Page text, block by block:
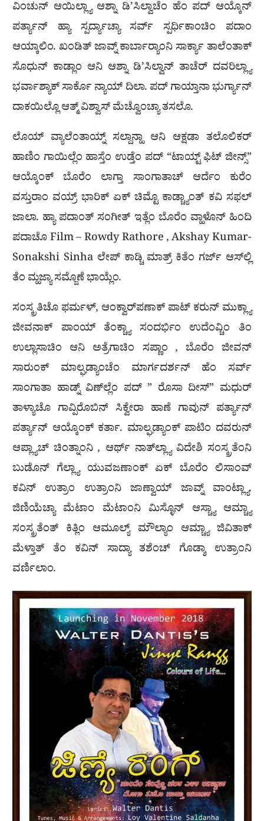
ವಿಂಚುನ್ ಆಯಿಲ್ಲ್ಯಾ ಆಶ್ನಾ ಡಿ’ಸಿಲ್ವಾಚೆಂ ಹೆಂ ಪದ್ ಆಯ್ಕೊನ್
ಪರ್ತ್ಯಾನ್ ಹ್ಯಾ ಸ್ಪರ್ದ್ಯಾಚ್ಯಾ ಸರ್ವ್ ಸ್ಪರ್ಧಿಕಾಂಚಿಂ ಪದಾಂ
ಆಯ್ಕಾಲಿಂ. ಖಂಡಿತ್ ಜಾವ್ನ್ ಕಾರ್ಬಾರ‍್ಯಾಂನಿ ಸಾರ್ಕ್ಯಾ ತಾಲೆಂತಾಕ್
ಸೊಧುನ್ ಕಾಡ್ಲಾಂ ಆನಿ ಆಶ್ನಾ ಡಿ’ಸಿಲ್ವಾನ್ ತಾಚೆರ್ ದವರಿಲ್ಲ್ಯಾ
ಭರ್ವಾಶ್ಯಾಕ್ ಸಾರ್ಕೊ ನ್ಯಾಯ್ ದಿಲಾ. ಪದ್ ಗಾಯ್ತಾನಾ ಭುರ್ಗ್ಯಾನ್
ದಾಕಯಿಲ್ಲೊ ಆತ್ಮ್ ವಿಶ್ವಾಸ್ ಮೆಚ್ವೊಂಚ್ಯಾ ತಸಲೊ.
ಲೊಯ್ ವ್ಯಾಲೆಂತಾಯ್ನ್ ಸಲ್ದಾನ್ಹಾ ಆನಿ ಆಕ್ಷಡಾ ತಲೊಲಿಕರ್
ಹಾಣಿಂ ಗಾಯಿಲ್ಲೆಂ ಹಾಸ್ತೆಂ ಉಡ್ತೆಂ ಪದ್ “ಟಾಯ್ಟ್ ಫಿಟ್ ಜೀನ್ಸ್”
ಆಯ್ಕೊಂಕ್ ಬೊರೆಂ ಲಾಗ್ತಾ ಸಾಂಗಾತಾಚ್ ಆರ್ದೆಂ ಕುರೆಂ
ವಸ್ತುರಾಂ ವಯ್ರ್ ಭಾರಿಕ್ ಏಕ್ ಚಿಮ್ಟೊ ಕಾಡ್ಚ್ಯಾಂತ್ ಕವಿ ಸಫಲ್
ಜಾಲಾ. ಹ್ಯಾ ಪದಾಂತ್ ಸಂಗೀತ್ ಇತ್ಲೆಂ ಬೊರೆಂ ವ್ಹಾಳೊನ್ ಹಿಂದಿ
ಪದಾಚೊ Film – Rowdy Rathore , Akshay Kumar-
Sonakshi Sinha ಲೇಪ್ ಕಾಡ್ಚಿ ಮಾತ್ರ್ ಕಿತೆಂ ಗರ್ಜ್ ಆಸ್‍ಲ್ಲಿ
ತೆಂ ಮ್ಹಜ್ಯಾ ಸಮ್ಜೊಣೆ ಭಾಯ್ಲೆಂ.
ಸಂಸ್ಕ್ರತಿಚೊ ಫರ್ಮಳ್, ಆಂಕ್ವಾರ್‌ಪಣಾಕ್ ಪಾಟ್ ಕರುನ್ ಮುಕ್ಲ್ಯಾ
ಜೀವನಾಕ್ ಪಾಂಯ್ ತೆಂಕ್ಚ್ಯಾ ಸಂದರ್ಭಿಂ ಉದೆಂವ್ಚಿಂ ತಿಂ
ಉಲ್ಲಾಸಾಚಿಂ ಆನಿ ಅತ್ರೆಗಾಚಿಂ ಸಪ್ಣಾಂ , ಬೊರೆಂ ಜೀವನ್
ಸಾರುಂಕ್ ಮಾಲ್ಘಡ್ಯಾಂಚೆಂ ಮಾರ್ಗದರ್ಶನ್ ಹೆಂ ಸರ್ವ್
ಸಾಂಗಾತಾ ಹಾಡ್ನ್ ವಿಣ್‍ಲ್ಲೆಂ ಪದ್ ” ರೊಸಾ ದೀಸ್” ಮಧುರ್
ತಾಳ್ಯಾಚೊ ಗಾವ್ಪಿರೊಬಿನ್ ಸಿಕ್ವೇರಾ ಹಾಣೆ ಗಾವುನ್ ಪರ್ತ್ಯಾನ್
ಪರ್ತ್ಯಾನ್ ಆಯ್ಕೊಂಕ್ ಕರ್ತಾ. ಮಾಲ್ಘಡ್ಯಾಂಕ್ ಪಾಟಿಂ ದವರುನ್
ಆಪ್ಲ್ಯಾಚ್ ಚಿಂತ್ನಾಂನಿ , ಆರ್ಥ್ ನಾತ್‍ಲ್ಲ್ಯಾ ವಿದೇಶಿ ಸಂಸ್ಕ್ರತೆಂನಿ
ಬುಡೊನ್ ಗೆಲ್ಲ್ಯಾ ಯುವಜಣಾಂಕ್ ಏಕ್ ಬೊರೆಂ ಲಿಸಾಂವ್
ಕವಿನ್ ಉತ್ರಾಂ ಉತ್ರಾಂನಿ ಜಾಣ್ವಾಯ್ ಜಾವ್ನ್ ವಾಂಟ್ಲ್ಯಾ.
ಜಿಣಿಯೆಚ್ಯಾ ಮೆಟಾಂ ಮೆಟಾಂನಿ ಮಿಸ್ಳೊನ್ ಆಸ್ಚ್ಯಾ ಆಮ್ಚ್ಯಾ
ಸಂಸ್ಕ್ರತೆಂತ್ ಕಿತ್ಲಿಂ ಆಮೂಲ್ಯ್ ಮೌಲ್ಯಾಂ ಆಮ್ಚ್ಯಾ ಜಿವಿತಾಕ್
ಮೆಳ್ತಾತ್ ತೆಂ ಕವಿನ್ ಸಾದ್ಯಾ ತಶೆಂಚ್ ಗೊಡ್ಶಾ ಉತ್ರಾಂನಿ
ವರ್ಣಿಲಾಂ.